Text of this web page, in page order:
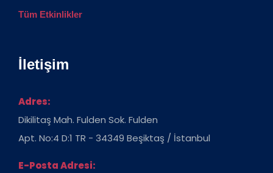
Tüm Etkinlikler
İletişim
Adres:
Dikilitaş Mah. Fulden Sok. Fulden
Apt. No:4 D:1 TR - 34349 Beşiktaş / İstanbul
E-Posta Adresi: